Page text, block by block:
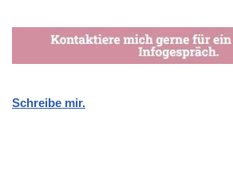
Schreibe mir.